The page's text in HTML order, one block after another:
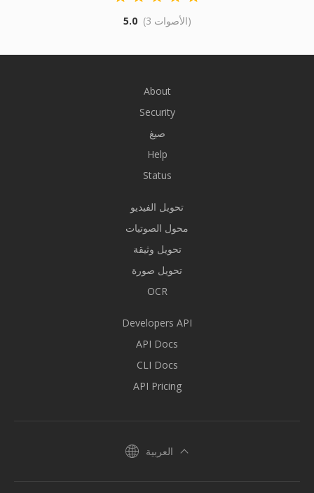
5.0 (3 الأصوات)
About
Security
صيغ
Help
Status
تحويل الفيديو
محول الصوتيات
تحويل وثيقة
تحويل صورة
OCR
Developers API
API Docs
CLI Docs
API Pricing
العربية